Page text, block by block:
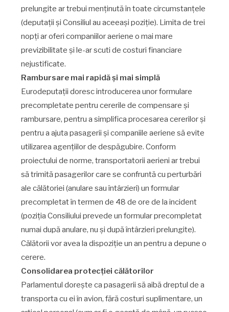
prelungite ar trebui menținută în toate circumstanțele
(deputații și Consiliul au aceeași poziție). Limita de trei
nopți ar oferi companiilor aeriene o mai mare
previzibilitate și le-ar scuti de costuri financiare
nejustificate.
Rambursare mai rapidă și mai simplă
Eurodeputații doresc introducerea unor formulare
precompletate pentru cererile de compensare și
rambursare, pentru a simplifica procesarea cererilor și
pentru a ajuta pasagerii și companiile aeriene să evite
utilizarea agențiilor de despăgubire. Conform
proiectului de norme, transportatorii aerieni ar trebui
să trimită pasagerilor care se confruntă cu perturbări
ale călătoriei (anulare sau întârzieri) un formular
precompletat în termen de 48 de ore de la incident
(poziția Consiliului prevede un formular precompletat
numai după anulare, nu și după întârzieri prelungite).
Călătorii vor avea la dispoziție un an pentru a depune o
cerere.
Consolidarea protecției călătorilor
Parlamentul dorește ca pasagerii să aibă dreptul de a
transporta cu ei în avion, fără costuri suplimentare, un